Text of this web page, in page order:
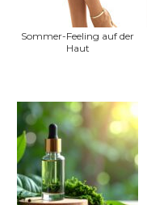
Sommer-Feeling auf der
Haut